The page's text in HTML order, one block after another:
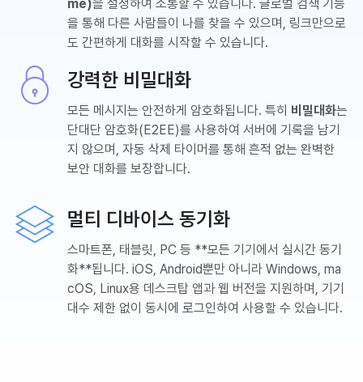
me)을 설정하여 소통할 수 있습니다. 글로벌 검색 기능
을 통해 다른 사람들이 나를 찾을 수 있으며, 링크만으로
도 간편하게 대화를 시작할 수 있습니다.
강력한 비밀대화
모든 메시지는 안전하게 암호화됩니다. 특히 비밀대화는
단대단 암호화(E2EE)를 사용하여 서버에 기록을 남기
지 않으며, 자동 삭제 타이머를 통해 흔적 없는 완벽한
보안 대화를 보장합니다.
멀티 디바이스 동기화
스마트폰, 태블릿, PC 등 **모든 기기에서 실시간 동기
화**됩니다. iOS, Android뿐만 아니라 Windows, ma
cOS, Linux용 데스크탑 앱과 웹 버전을 지원하며, 기기
대수 제한 없이 동시에 로그인하여 사용할 수 있습니다.